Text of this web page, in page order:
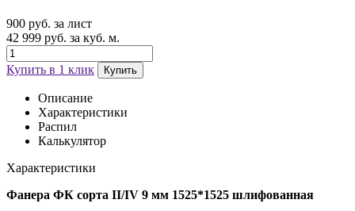
900 руб. за лист
42 999 руб. за куб. м.
Купить в 1 клик Купить
Описание
Характеристики
Распил
Калькулятор
Характеристики
Фанера ФК сорта II/IV 9 мм 1525*1525 шлифованная